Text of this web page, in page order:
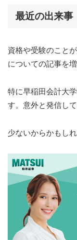
最近の出来事
資格や受験のこと
についての記事を
特に早稲田会計大
す。意外と発信し
少ないからかもしれ